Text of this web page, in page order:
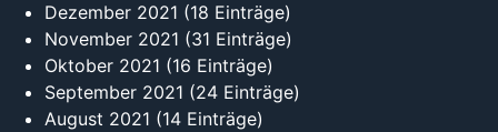
Dezember 2021 (18 Einträge)
November 2021 (31 Einträge)
Oktober 2021 (16 Einträge)
September 2021 (24 Einträge)
August 2021 (14 Einträge)